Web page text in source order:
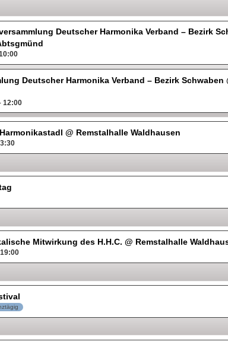
Deutscher Harmonika Verband – Bezirk
Deutscher Harmonika Verband – Bezirk Schwaben
12:00
@ Remstalhalle Waldhausen
Mitwirkung des H.H.C.@ Remstalhalle